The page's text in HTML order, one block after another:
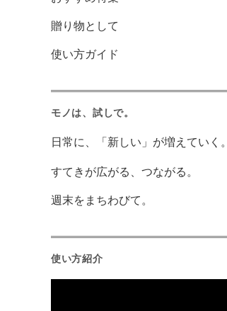
贈り物として
使い方ガイド
モノは、試しで。
日常に、「新しい」が増えていく。
すてきが広がる、つながる。
週末をまちわびて。
使い方紹介